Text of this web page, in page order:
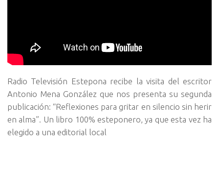
Radio Televisión Estepona recibe la visita del escritor
Antonio Mena González que nos presenta su segunda
publicación: “Reflexiones para gritar en silencio sin herir
en alma”. Un libro 100% esteponero, ya que esta vez ha
elegido a una editorial local